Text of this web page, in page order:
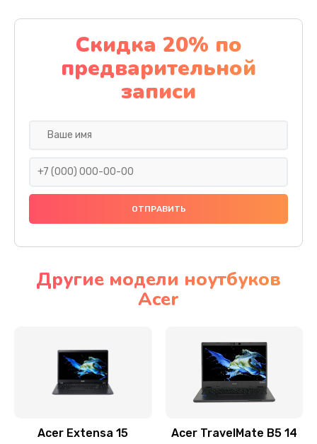
Заказать
Чистка от пыли
1060 руб.
Заказать
Ремонт подсветки
Настройка BIOS
Замена видеочипа
Заказать
Скидка 20% по
предварительной
записи
Другие модели ноутбуков
Acer
Acer Extensa 15 Acer TravelMate B5 14